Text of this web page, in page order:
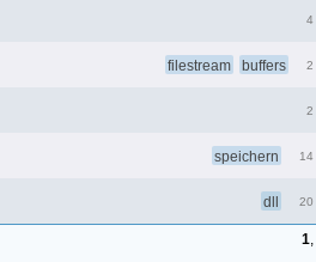
4
2
filestream buffers
2
14
speichern
20
dll
1,